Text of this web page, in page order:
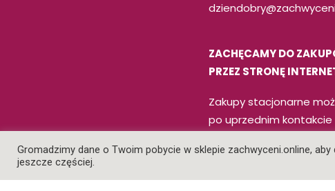
ZACHĘCAMY DO
PRZEZ STRONĘ
Zakupy stacjonarne
po uprzednim kontakcie
Gromadzimy dane o Twoim pobycie w sklepie zachwyceni.online,
jeszcze częściej.